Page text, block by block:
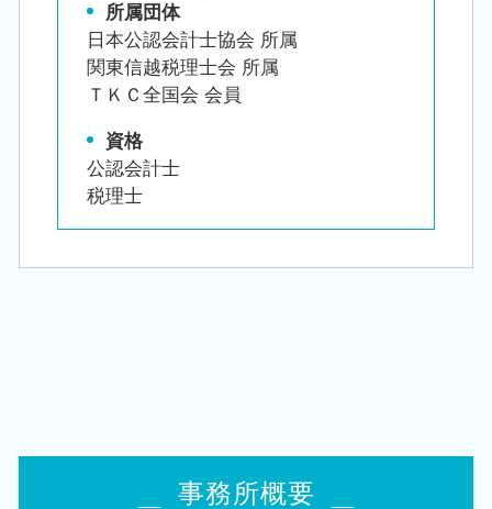
所属団体
日本公認会計士協会 所属
関東信越税理士会 所属
ＴＫＣ全国会 会員
資格
公認会計士
税理士
事務所概要